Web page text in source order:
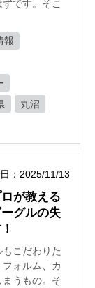
です。そこ
報
丸沼
：2025/11/13
が教える
グルの失
こだわりた
ォルム、カ
うもの。そ